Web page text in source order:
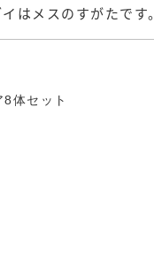
はメスのすがたです。
体セット